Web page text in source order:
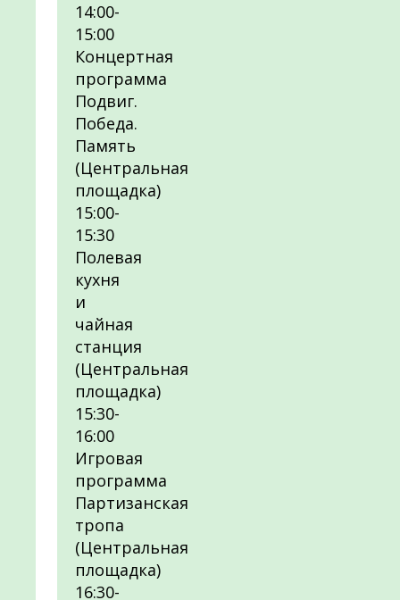
14:00-
15:00
Концертная
программа
Подвиг.
Победа.
Память
(Центральная
площадка)
15:00-
15:30
Полевая
кухня
и
чайная
станция
(Центральная
площадка)
15:30-
16:00
Игровая
программа
Партизанская
тропа
(Центральная
площадка)
16:30-